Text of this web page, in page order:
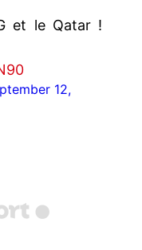
et le Qatar !
12,